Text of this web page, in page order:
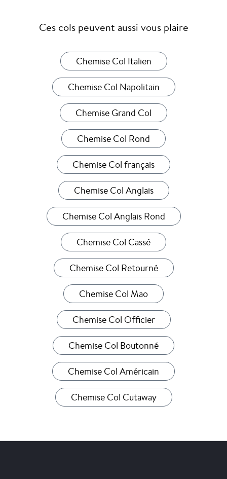
Ces cols peuvent aussi vous plaire
Chemise Col Italien
Chemise Col Napolitain
Chemise Grand Col
Chemise Col Rond
Chemise Col français
Chemise Col Anglais
Chemise Col Anglais Rond
Chemise Col Cassé
Chemise Col Retourné
Chemise Col Mao
Chemise Col Officier
Chemise Col Boutonné
Chemise Col Américain
Chemise Col Cutaway